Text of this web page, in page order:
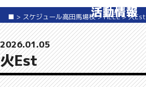
■ > スケジュール高田馬場校>HEEL>火Est
活動情報
2026.01.05
火Est